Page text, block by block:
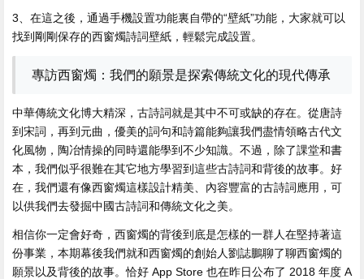
3、在這之後，通過手機設置功能裏自帶的“壁紙”功能，大家就可以
找到剛剛保存的西窗燭詩詞壁紙，輕鬆完成設置。
專訪西窗燭：我們的願景是探索傳統文化的現代傳承
中華傳統文化博大精深，古詩詞就是其中不可或缺的存在。從唐詩
到宋詞，再到元曲，優美的詞句和詩篇能夠讓我們盡情領略古代文
化風物，陶冶情操的同時還能學到不少知識。不過，除了課堂和書
本，我們似乎很難在其它地方學習到這些古詩詞和背後的故事。好
在，我們還有像西窗燭這樣設計精美、內容豐富的古詩詞應用，可
以供我們去發掘中國古詩詞和傳統文化之美。
相信你一定會好奇，西窗燭的背後到底是怎樣的一群人在堅持著這
份事業，本期幕後我們就和西窗燭的創始人劉誌鵬聊了聊西窗燭的
願景以及背後的故事。恰好 App Store 也在昨日公布了 2018 年度 A